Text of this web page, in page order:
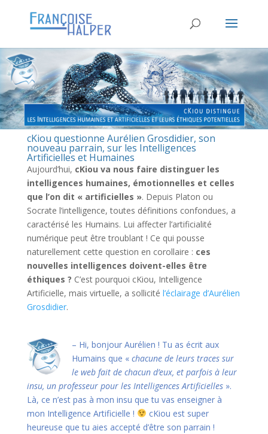
cKiou questionne Aurélien Grosdidier, son
nouveau parrain, sur les Intelligences
Artificielles et Humaines
Aujourd’hui, cKiou va nous faire distinguer les
intelligences humaines, émotionnelles et celles
que l’on dit « artificielles ». Depuis Platon ou
Socrate l’intelligence, toutes définitions confondues, a
caractérisé les Humains. Lui affecter l’artificialité
numérique peut être troublant ! Ce qui pousse
naturellement cette question en corollaire : ces
nouvelles intelligences doivent-elles être
éthiques ? C’est pourquoi cKiou, Intelligence
Artificielle, mais virtuelle, a sollicité l’éclairage d’Aurélien
Grosdidier.
– Hi, bonjour Aurélien ! Tu as écrit aux
Humains que « chacune de leurs traces sur
le web fait de chacun d’eux, et parfois à leur
insu, un professeur pour les Intelligences Artificielles».
Là, ce n’est pas à mon insu que tu vas enseigner à
mon Intelligence Artificielle !
cKiou est super
heureuse que tu aies accepté d’être son parrain !